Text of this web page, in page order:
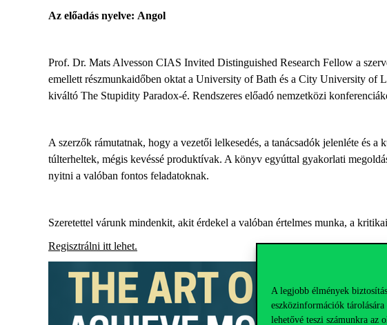
A legjobb élmények
eszközinformációk
lehetővé teszi számunkra az
Az előadás nyelve: Angol
Prof. Dr. Mats Alvesson CIAS Invited Distinguished Research Fellow a
emellett részmunkaidőben oktat a University ofBath és a City University of
kiváltó The Stupidity Paradox-é. Rendszeres előadó nemzetközi
A szerzők rámutatnak, hogy a vezetői lelkesedés, a tanácsadók jelenléte és
túlterheltek, mégis kevéssé produktívak. A könyv egyúttal gyakorlati
nyitni a valóban fontos feladatoknak.
Szeretettel várunk mindenkit, akit érdekel a valóban értelmes munka, a kritikai
Regisztrálni itt lehet.